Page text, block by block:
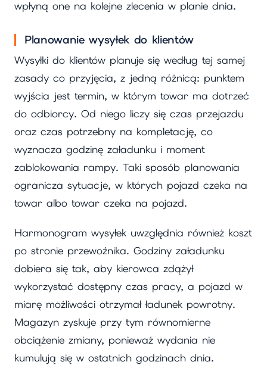
wpłyną one na kolejne zlecenia w planie dnia.
Planowanie wysyłek do klientów
Wysyłki do klientów planuje się według tej samej
zasady co przyjęcia, z jedną różnicą: punktem
wyjścia jest termin, w którym towar ma dotrzeć
do odbiorcy. Od niego liczy się czas przejazdu
oraz czas potrzebny na kompletację, co
wyznacza godzinę załadunku i moment
zablokowania rampy. Taki sposób planowania
ogranicza sytuacje, w których pojazd czeka na
towar albo towar czeka na pojazd.
Harmonogram wysyłek uwzględnia również koszt
po stronie przewoźnika. Godziny załadunku
dobiera się tak, aby kierowca zdążył
wykorzystać dostępny czas pracy, a pojazd w
miarę możliwości otrzymał ładunek powrotny.
Magazyn zyskuje przy tym równomierne
obciążenie zmiany, ponieważ wydania nie
kumulują się w ostatnich godzinach dnia.